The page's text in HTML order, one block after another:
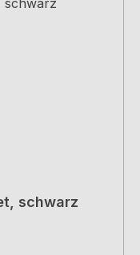
schwarz